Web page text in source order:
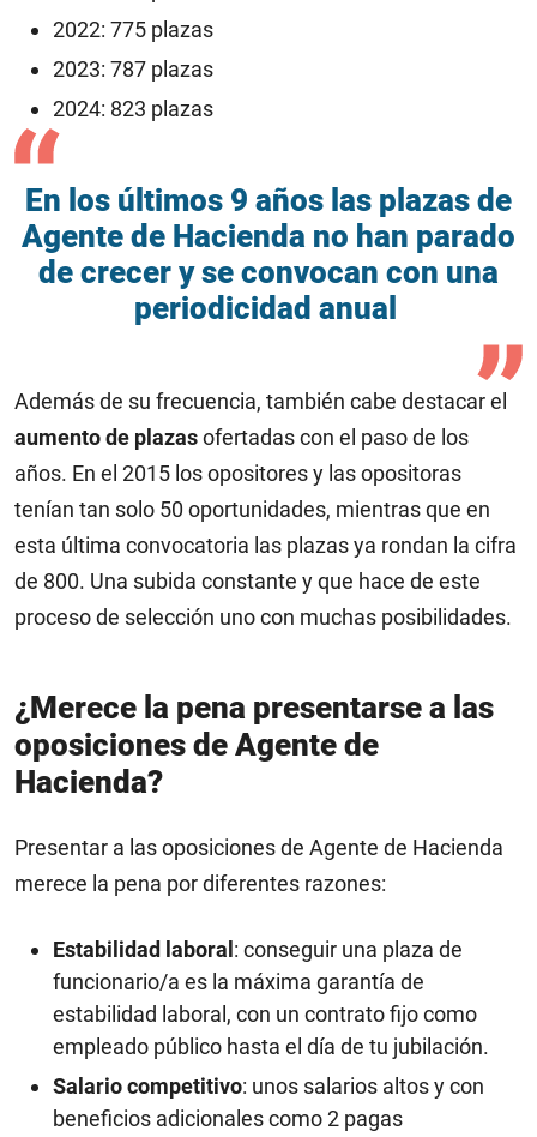
2022: 775 plazas
2023: 787 plazas
2024: 823 plazas
En los últimos 9 años las plazas de
Agente de Hacienda no han parado
de crecer y se convocan con una
periodicidad anual
Además de su frecuencia, también cabe destacar el
aumento de plazasofertadas con el paso de los
años. En el 2015 los opositores y las opositoras
tenían tan solo 50 oportunidades, mientras que en
esta última convocatoria las plazas ya rondan la cifra
de 800. Una subida constante y que hace de este
proceso de selección uno con muchas posibilidades.
¿Merece la pena presentarse a las
oposiciones de Agente de
Hacienda?
Presentar a las oposiciones de Agente de Hacienda
merece la pena por diferentes razones:
Estabilidad laboral : conseguir una plaza de
funcionario/a es la máxima garantía de
estabilidad laboral, con un contrato fijo como
empleado público hasta el día de tu jubilación.
Salario competitivo: unos salarios altos y con
beneficios adicionales como 2 pagas